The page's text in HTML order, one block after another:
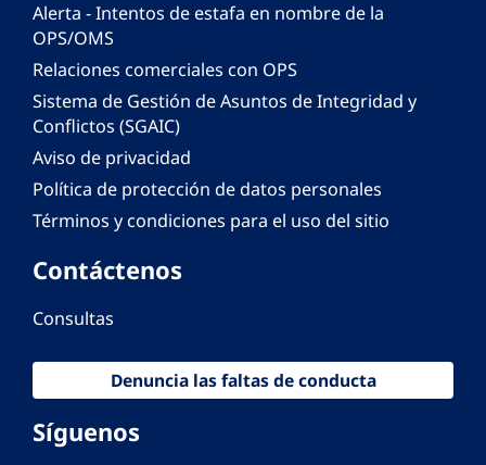
Alerta - Intentos de estafa en nombre de la
OPS/OMS
Relaciones comerciales con OPS
Sistema de Gestión de Asuntos de Integridad y
Conflictos (SGAIC)
Aviso de privacidad
Política de protección de datos personales
Términos y condiciones para el uso del sitio
Contáctenos
Consultas
Denuncia las faltas de conducta
Síguenos